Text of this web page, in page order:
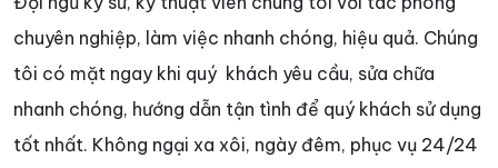
chuyên nghiệp, làm việc nhanh chóng, hiệu quả. Chúng
tôi có mặt ngay khi quý khách yêu cầu, sửa chữa
nhanh chóng, hướng dẫn tận tình để quý khách sử dụng
tốt nhất. Không ngại xa xôi, ngày đêm, phục vụ 24/24